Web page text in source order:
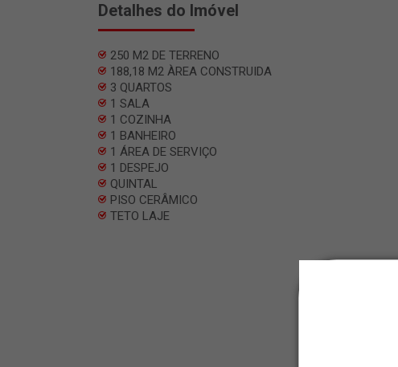
Detalhes do Imóvel
250 M2 DE TERRENO
188,18 M2 ÀREA CONSTRUIDA
3 QUARTOS
1 SALA
1 COZINHA
1 BANHEIRO
1 ÁREA DE SERVIÇO
1 DESPEJO
QUINTAL
PISO CERÂMICO
TETO LAJE